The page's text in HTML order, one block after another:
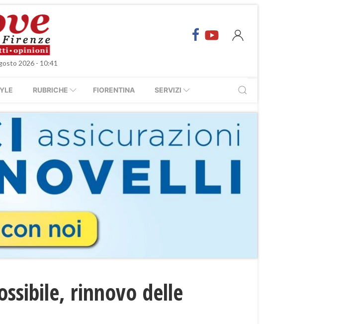
2026 - 10:41
RUBRICHE FIORENTINA SERVIZI
rinnovo delle